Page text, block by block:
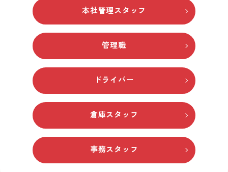
本社管理スタッフ
管理職
ドライバー
倉庫スタッフ
事務スタッフ